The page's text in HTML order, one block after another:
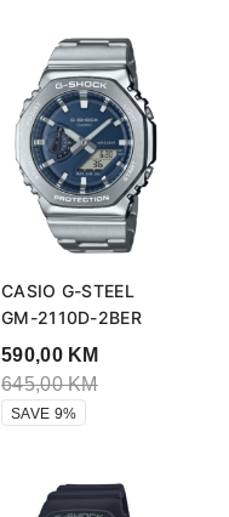
CASIO G-STEEL
GM-2110D-2BER
590,00 KM
645,00KM
SAVE 9%